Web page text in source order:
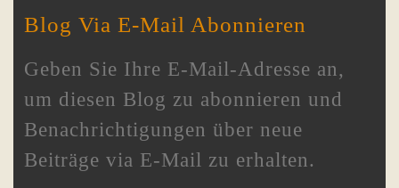
Blog Via E-Mail Abonnieren
Geben Sie Ihre E-Mail-Adresse an,
um diesen Blog zu abonnieren und
Benachrichtigungen über neue
Beiträge via E-Mail zu erhalten.